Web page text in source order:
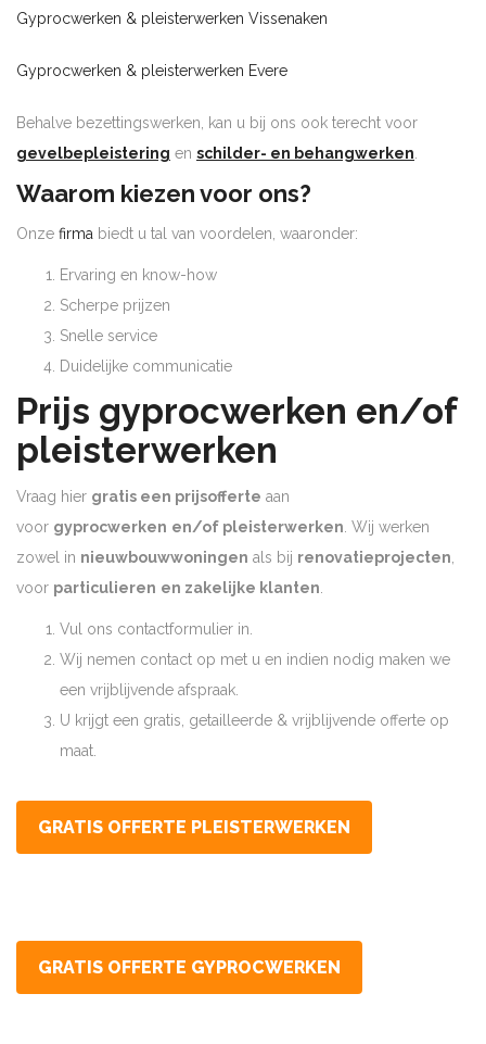
Gyprocwerken & pleisterwerken Vissenaken
Gyprocwerken & pleisterwerken Evere
Behalve bezettingswerken, kan u bij ons ook terecht voor
gevelbepleistering en schilder- en behangwerken.
Waarom kiezen voor ons?
Onze firma biedt u tal van voordelen, waaronder:
Ervaring en know-how
Scherpe prijzen
Snelle service
Duidelijke communicatie
Prijs gyprocwerken en/of
pleisterwerken
Vraag hier gratis een prijsofferte aan
voor gyprocwerken en/of pleisterwerken. Wij werken
zowel in nieuwbouwwoningen als bij renovatieprojecten,
voor particulieren en zakelijke klanten.
Vul ons contactformulier in.
Wij nemen contact op met u en indien nodig maken we
een vrijblijvende afspraak.
U krijgt een gratis, getailleerde & vrijblijvende offerte op
maat.
GRATIS OFFERTE PLEISTERWERKEN
GRATIS OFFERTE GYPROCWERKEN